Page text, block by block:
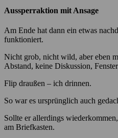
Aussperraktion mit Ansage
Am Ende hat dann ein etwas
funktioniert.
Nicht grob, nicht wild, aber eben
Abstand, keine Diskussion,
Flip draußen – ich drinnen.
So war es ursprünglich auch
Sollte er allerdings
am Briefkasten.